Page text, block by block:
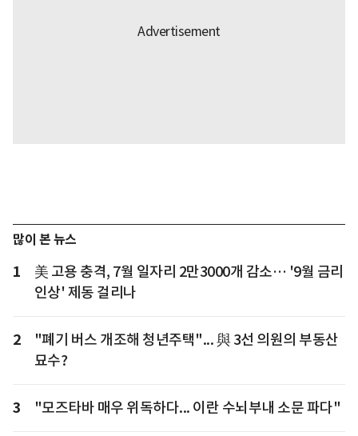
많이 본 뉴스
1
美 고용 충격, 7월 일자리 2만3000개 감소… '9월 금리
인상' 제동 걸리나
2
"폐기 버스 개조해 청년주택"... 與 3선 의원의 부동산
묘수?
3 "모즈타바 매우 위독하다... 이란 수뇌부내 소문 파다"